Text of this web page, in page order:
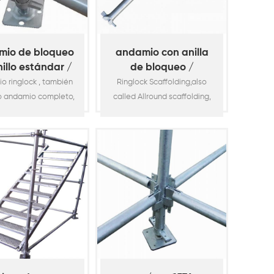
de bloqueo
estándar /
(espita
corta)
ringlock , también
andamio completo,
más populares
la construcción. Es
utilizado en la
de la construcción,
edificios, puentes,
petroquímicos,
mantenimiento de
etc. Es
con el acceso al
andamio con anilla
de bloqueo /
horizontal
Ringlock Scaffolding,also
called Allround scaffolding,
modular scaffolding for
construction. It is widely
used in the construction
industry, such as building,
bridge, viaduct,
petrochemical, shipyard,
aircraft maintenance, etc. It
supports to access work and